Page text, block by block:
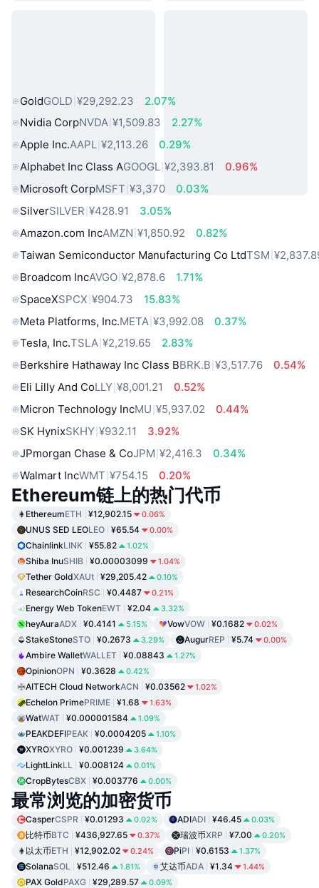
GoldGOLD ¥29,292.23
2.07%
Nvidia CorpNVDA ¥1,509.83
2.27%
Apple Inc.AAPL ¥2,113.26
0.29%
Alphabet Inc Class AGOOGL ¥2,393.81
0.96%
Microsoft CorpMSFT ¥3,370
0.03%
SilverSILVER ¥428.91
3.05%
Amazon.com IncAMZN ¥1,850.92
0.82%
Taiwan Semiconductor Manufacturing Co LtdTSM
Broadcom IncAVGO ¥2,878.6
1.71%
SpaceXSPCX ¥904.73
15.83%
Meta Platforms, Inc.META ¥3,992.08
0.37%
Tesla, Inc.TSLA ¥2,219.65
2.83%
Berkshire Hathaway Inc Class BBRK.B ¥3,517.76
0.54%
Eli Lilly And CoLLY ¥8,001.21
0.52%
Micron Technology IncMU ¥5,937.02
0.44%
SK HynixSKHY ¥932.11
3.92%
JPmorgan Chase & CoJPM ¥2,416.3
0.34%
Walmart IncWMT ¥754.15 0.20%
Ethereum链上的热门代币
EthereumETH ¥12,902.15 0.06%
UNUS SED LEOLEO ¥65.54 0.00%
ChainlinkLINK ¥55.82 1.02%
Shiba InuSHIB ¥0.00003099 1.04%
Tether GoldXAUt ¥29,205.42 0.10%
ResearchCoinRSC ¥0.4487 0.21%
Energy Web TokenEWT ¥2.04 3.32%
heyAuraADX ¥0.4141 5.15% VowVOW ¥0.1682 0.02%
StakeStoneSTO ¥0.2673 3.29% AugurREP ¥5.74 0.00%
Ambire WalletWALLET ¥0.08843 1.27%
OpinionOPN ¥0.3628 0.42%
AITECH Cloud NetworkACN ¥0.03562 1.02%
Echelon PrimePRIME ¥1.68 1.63%
WatWAT ¥0.000001584 1.09%
PEAKDEFIPEAK ¥0.0004205 1.10%
XYROXYRO ¥0.001239 3.64%
LightLinkLL ¥0.008124 0.01%
CropBytesCBX ¥0.003776 0.00%
最常浏览的加密货币
CasperCSPR ¥0.01293 0.02% ADIADI ¥46.45 0.03%
比特币BTC ¥436,927.65 0.37% 瑞波币XRP ¥7.00 0.20%
以太币ETH ¥12,902.02 0.24% PiPI ¥0.6153 1.37%
SolanaSOL ¥512.46 1.81% 艾达币ADA ¥1.34 1.44%
PAX GoldPAXG ¥29,289.57 0.09%